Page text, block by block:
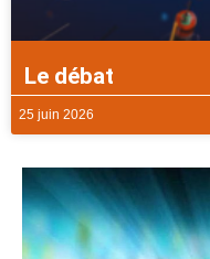
Le débat
25 juin 2026